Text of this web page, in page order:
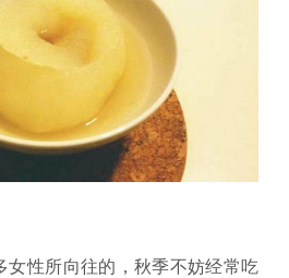
女性所向往的，秋季不妨经常吃